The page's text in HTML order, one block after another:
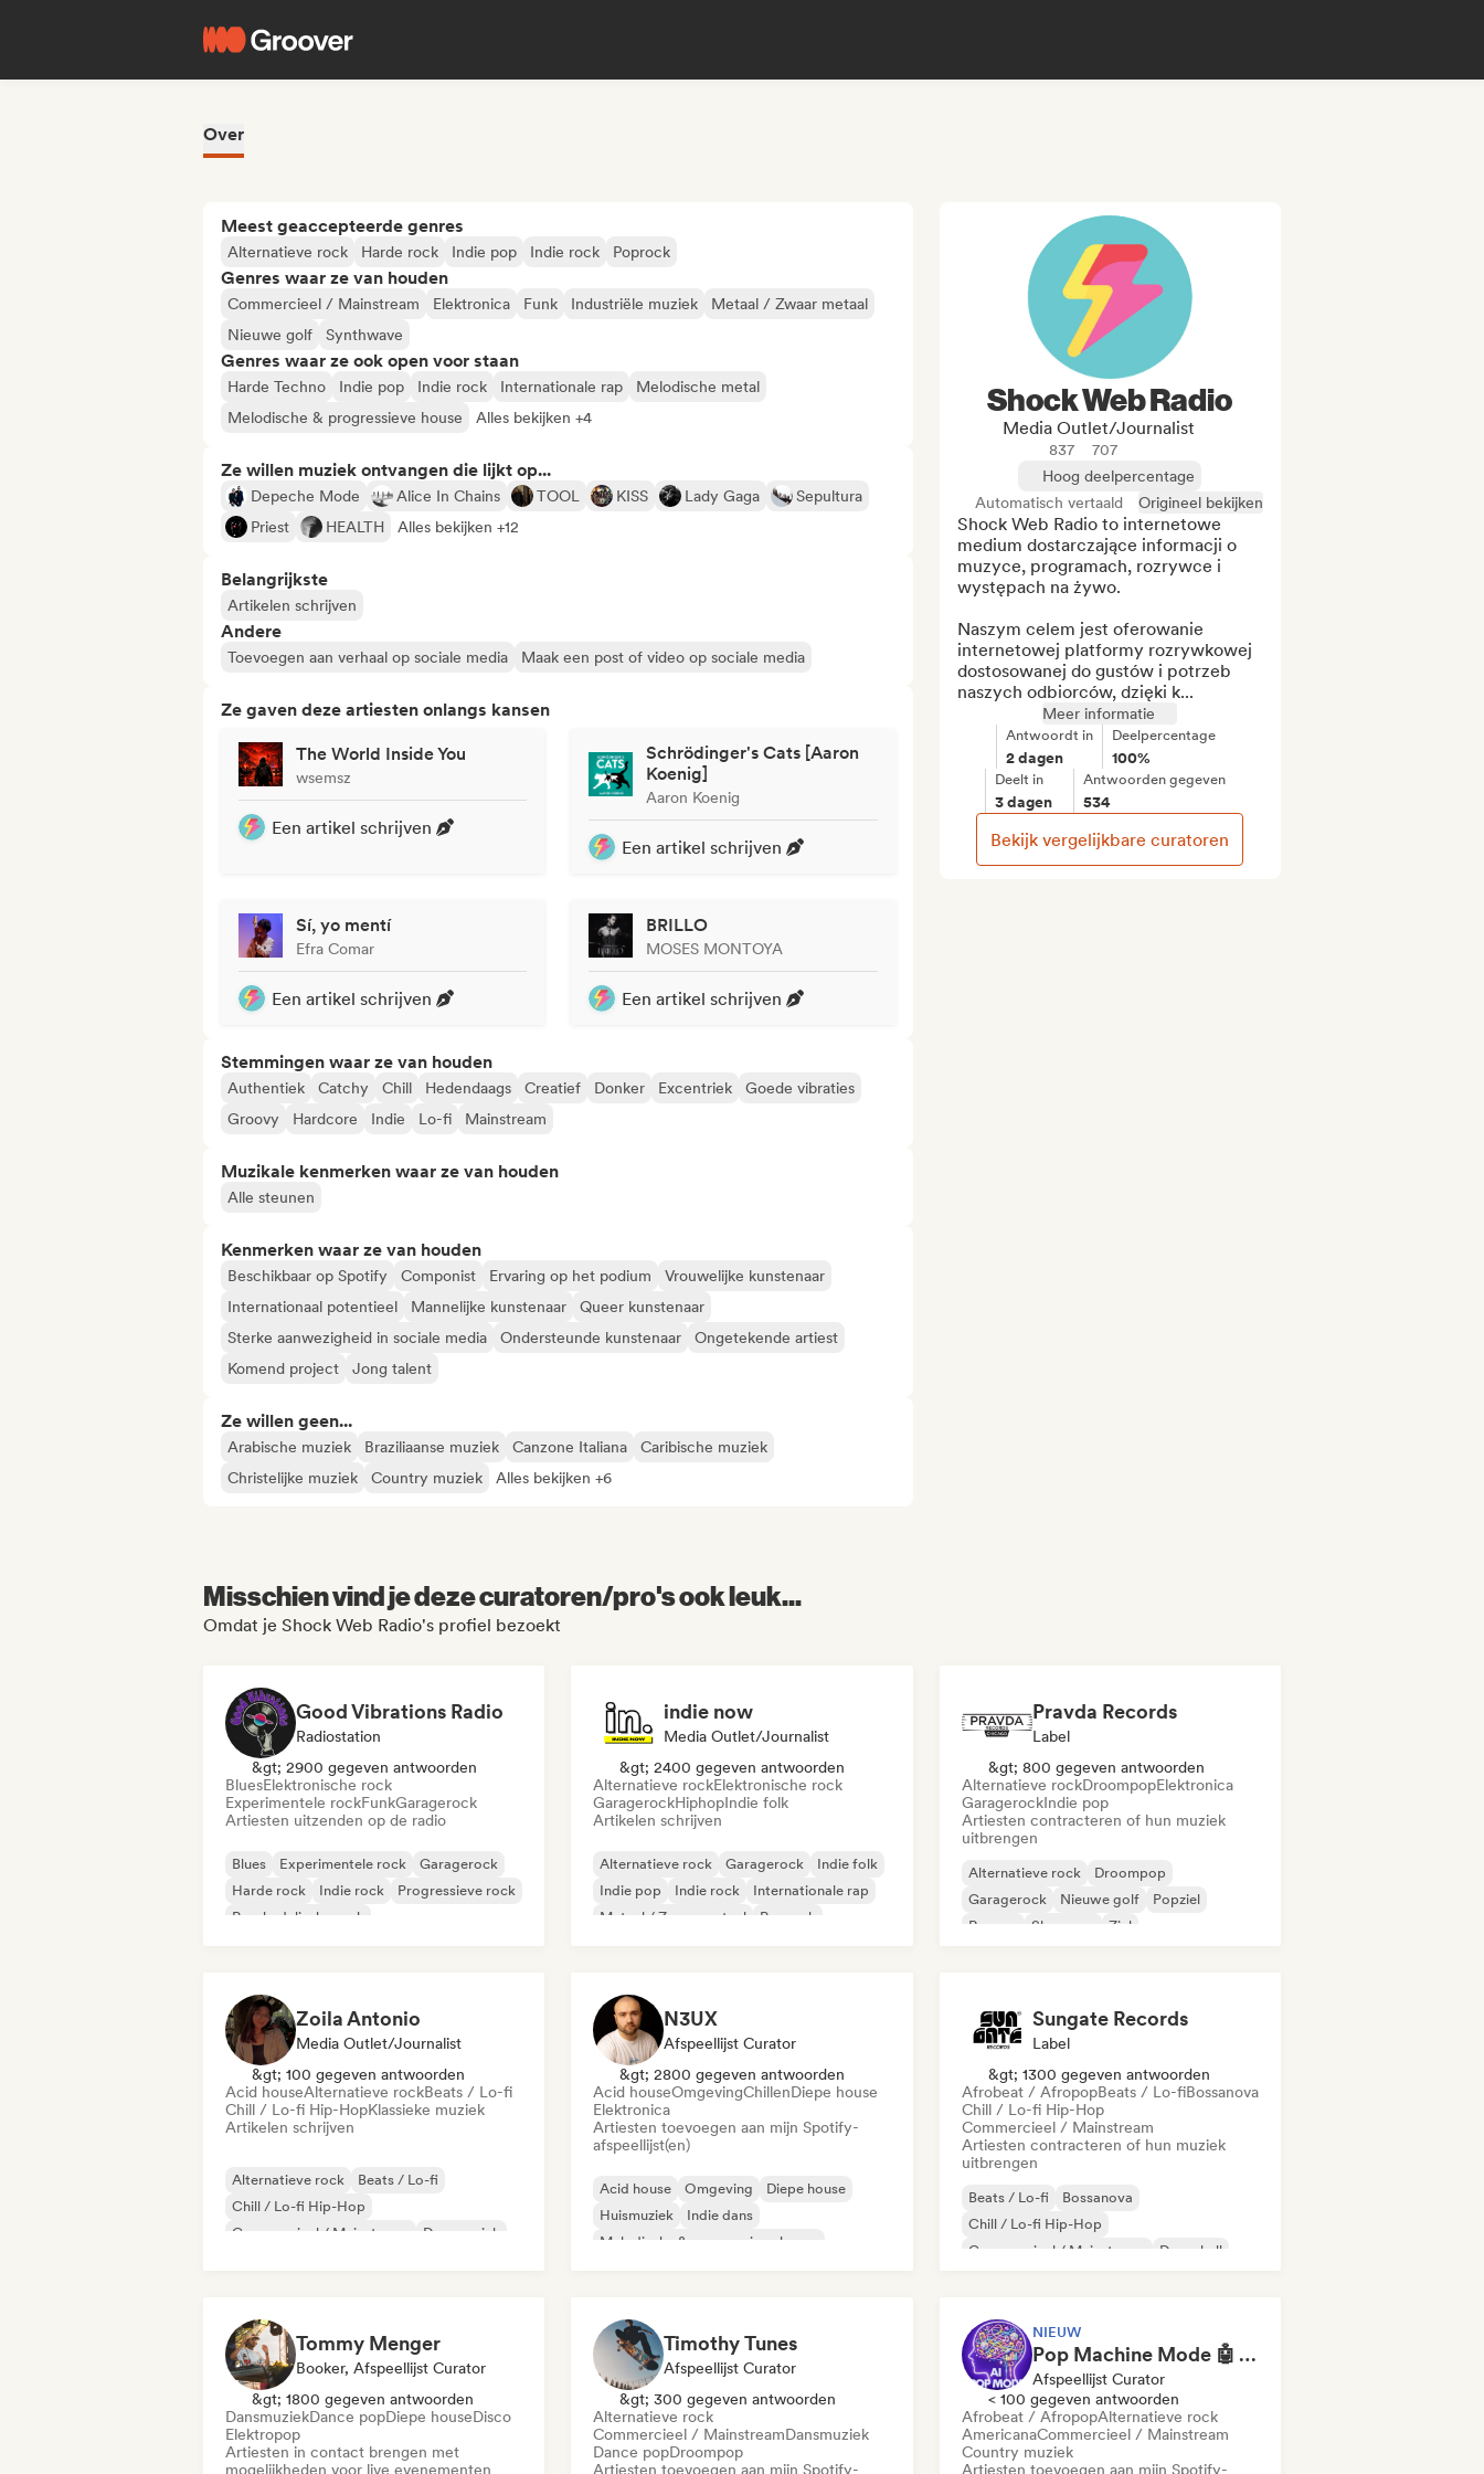
Over
Meest geaccepteerde genres
Alternatieve rock Harde rock Indie pop Indie rock Poprock
Genres waar ze van houden
Commercieel / Mainstream Elektronica Funk Industriële muziek
Metaal / Zwaar metaal
Nieuwe golf
Synthwave
Genres waar ze ook open voor staan
Harde Techno Indie pop Indie rock Internationale rap
Melodische metal
Melodische & progressieve house
Alles bekijken +4
Ze willen muziek ontvangen die lijkt op...
Depeche Mode Alice In Chains TOOL KISS Lady Gaga
Sepultura
Priest
HEALTH Alles bekijken +12
Belangrijkste
Artikelen schrijven
Andere
Toevoegen aan verhaal op sociale media Maak een post of video op sociale media
Ze gaven deze artiesten onlangs kansen
The World Inside You
wsemsz
Een artikel schrijven
Schrödinger's Cats [Aaron
Koenig]
Aaron Koenig
Een artikel schrijven
Sí, yo mentí
Efra Comar
Een artikel schrijven
BRILLO
MOSES MONTOYA
Een artikel schrijven
Stemmingen waar ze van houden
Authentiek Catchy Chill Hedendaags Creatief Donker Excentriek
Goede vibraties
Groovy
Hardcore Indie Lo-fi Mainstream
Muzikale kenmerken waar ze van houden
Alle steunen
Kenmerken waar ze van houden
Beschikbaar op Spotify Componist Ervaring op het podium
Vrouwelijke kunstenaar
Internationaal potentieel
Mannelijke kunstenaar
Queer kunstenaar
Sterke aanwezigheid in sociale media
Ondersteunde kunstenaar
Ongetekende artiest
Komend project
Jong talent
Ze willen geen...
Arabische muziek Braziliaanse muziek Canzone Italiana
Caribische muziek
Christelijke muziek
Country muziek Alles bekijken +6
Shock Web Radio
Media Outlet/Journalist
837
707
Hoog deelpercentage
Automatisch vertaald
Origineel bekijken
Shock Web Radio to internetowe
medium dostarczające informacji o
muzyce, programach, rozrywce i
występach na żywo.
Naszym celem jest oferowanie
internetowej platformy rozrywkowej
dostosowanej do gustów i potrzeb
naszych odbiorców, dzięki k...
Meer informatie
Antwoordt in
2 dagen
Deelpercentage
100%
Deelt in
3 dagen
Antwoorden gegeven
534
Bekijk vergelijkbare curatoren
Misschien vind je deze curatoren/pro's ook leuk...
Omdat je Shock Web Radio's profiel bezoekt
Good Vibrations Radio
Radiostation
&gt; 2900 gegeven antwoorden
BluesElektronische rock
Experimentele rockFunkGaragerock
Artiesten uitzenden op de radio
Blues Experimentele rock
Garagerock
Harde rock
Indie rock
Progressieve rock
Psychedelische rock
indie now
Media Outlet/Journalist
&gt; 2400 gegeven antwoorden
Alternatieve rockElektronische rock
GaragerockHiphopIndie folk
Artikelen schrijven
Alternatieve rock Garagerock
Indie folk
Indie pop
Indie rock
Internationale rap
Metaal / Zwaar metaal
Poprock
Pravda Records
Label
&gt; 800 gegeven antwoorden
Alternatieve rockDroompopElektronica
GaragerockIndie pop
Artiesten contracteren of hun muziek
uitbrengen
Alternatieve rock
Droompop
Garagerock
Nieuwe golf
Popziel
Reggae
Shoegaze Ziel
Zoila Antonio
Media Outlet/Journalist
&gt; 100 gegeven antwoorden
Acid houseAlternatieve rockBeats / Lo-fi
Chill / Lo-fi Hip-HopKlassieke muziek
Artikelen schrijven
Alternatieve rock
Beats / Lo-fi
Chill / Lo-fi Hip-Hop
Commercieel / Mainstream
Dansmuziek
N3UX
Afspeellijst Curator
&gt; 2800 gegeven antwoorden
Acid houseOmgevingChillenDiepe house
Elektronica
Artiesten toevoegen aan mijn Spotify-
afspeellijst(en)
Acid house Omgeving
Diepe house
Huismuziek
Indie dans
Melodische & progressieve house
Sungate Records
Label
&gt; 1300 gegeven antwoorden
Afrobeat / AfropopBeats / Lo-fiBossanova
Chill / Lo-fi Hip-Hop
Commercieel / Mainstream
Artiesten contracteren of hun muziek
uitbrengen
Beats / Lo-fi
Bossanova
Chill / Lo-fi Hip-Hop
Commercieel / Mainstream
Dancehall
Tommy Menger
Booker, Afspeellijst Curator
&gt; 1800 gegeven antwoorden
DansmuziekDance popDiepe houseDisco
Elektropop
Artiesten in contact brengen met
mogelijkheden voor live evenementen
Timothy Tunes
Afspeellijst Curator
&gt; 300 gegeven antwoorden
Alternatieve rock
Commercieel / MainstreamDansmuziek
Dance popDroompop
Artiesten toevoegen aan mijn Spotify-
NIEUW
Pop Machine Mode 🤖 AI Music, Indie Pop & Dream Pop
Afspeellijst Curator
< 100 gegeven antwoorden
Afrobeat / AfropopAlternatieve rock
AmericanaCommercieel / Mainstream
Country muziek
Artiesten toevoegen aan mijn Spotify-